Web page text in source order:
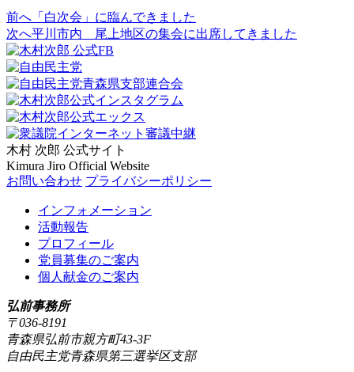
前へ 「白次会」に臨んできました
次へ平川市内 尾上地区の集会に出席してきました
木村 次郎 公式サイト
Kimura Jiro Official Website
お問い合わせ プライバシーポリシー
インフォメーション
活動報告
プロフィール
党員募集のご案内
個人献金のご案内
弘前事務所
〒036-8191
青森県弘前市親方町43-3F
自由民主党青森県第三選挙区支部